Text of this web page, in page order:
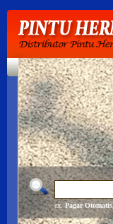
ex. Pagar Otomatis